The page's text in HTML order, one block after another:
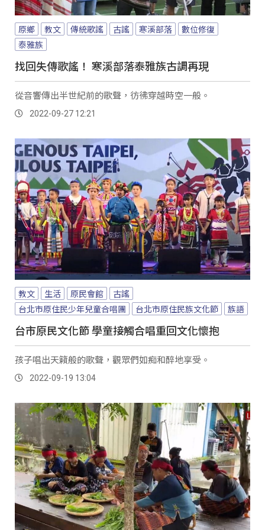
原鄉 教文 傳統歌謠 古謠 寒溪部落
數位修復
泰雅族
找回失傳歌謠！ 寒溪部落泰雅族古調再現
從音響傳出半世紀前的歌聲，彷彿穿越時空一般。
2022-09-27 12:21
教文 生活 原民會館
古謠
台北市原住民少年兒童合唱團
台北市原住民族文化節 族語
台市原民文化節 學童接觸合唱重回文化懷抱
孩子唱出天籟般的歌聲，觀眾們如痴和醉地享受。
2022-09-19 13:04